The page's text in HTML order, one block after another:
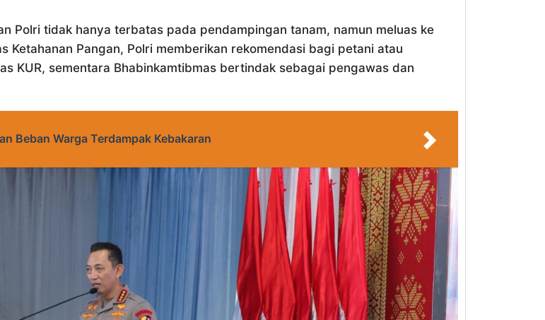
Polri tidak hanya terbatas pada pendampingan tanam, namun meluas ke
Ketahanan Pangan, Polri memberikan rekomendasi bagi petani atau
KUR, sementara Bhabinkamtibmas bertindak sebagai pengawas dan
Beban Warga Terdampak Kebakaran